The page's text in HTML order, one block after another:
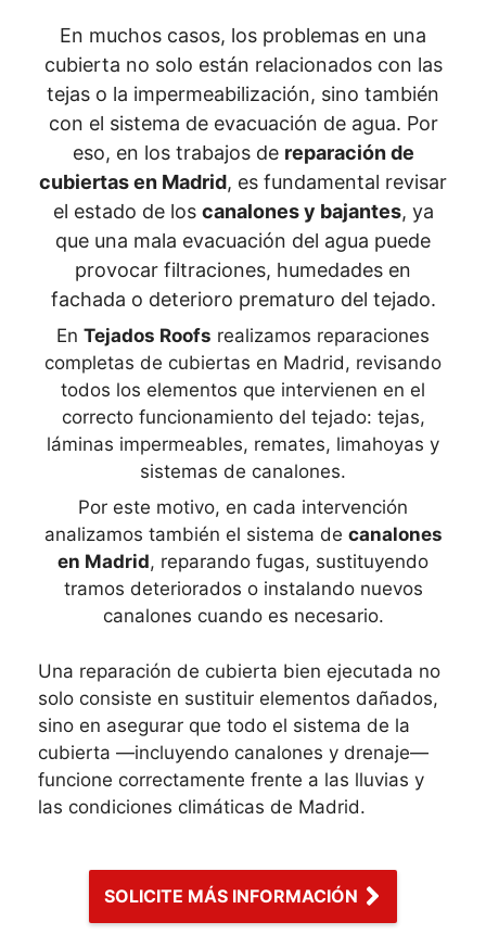
En muchos casos, los problemas en una
cubierta no solo están relacionados con las
tejas o la impermeabilización, sino también
con el sistema de evacuación de agua. Por
eso, en los trabajos de reparación de
cubiertas en Madrid, es fundamental revisar
el estado de los canalones y bajantes, ya
que una mala evacuación del agua puede
provocar filtraciones, humedades en
fachada o deterioro prematuro del tejado.
En Tejados Roofs realizamos reparaciones
completas de cubiertas en Madrid, revisando
todos los elementos que intervienen en el
correcto funcionamiento del tejado: tejas,
láminas impermeables, remates, limahoyas y
sistemas de canalones.
Por este motivo, en cada intervención
analizamos también el sistema de canalones
en Madrid, reparando fugas, sustituyendo
tramos deteriorados o instalando nuevos
canalones cuando es necesario.
Una reparación de cubierta bien ejecutada no
solo consiste en sustituir elementos dañados,
sino en asegurar que todo el sistema de la
cubierta —incluyendo canalones y drenaje—
funcione correctamente frente a las lluvias y
las condiciones climáticas de Madrid.
SOLICITE MÁS INFORMACIÓN